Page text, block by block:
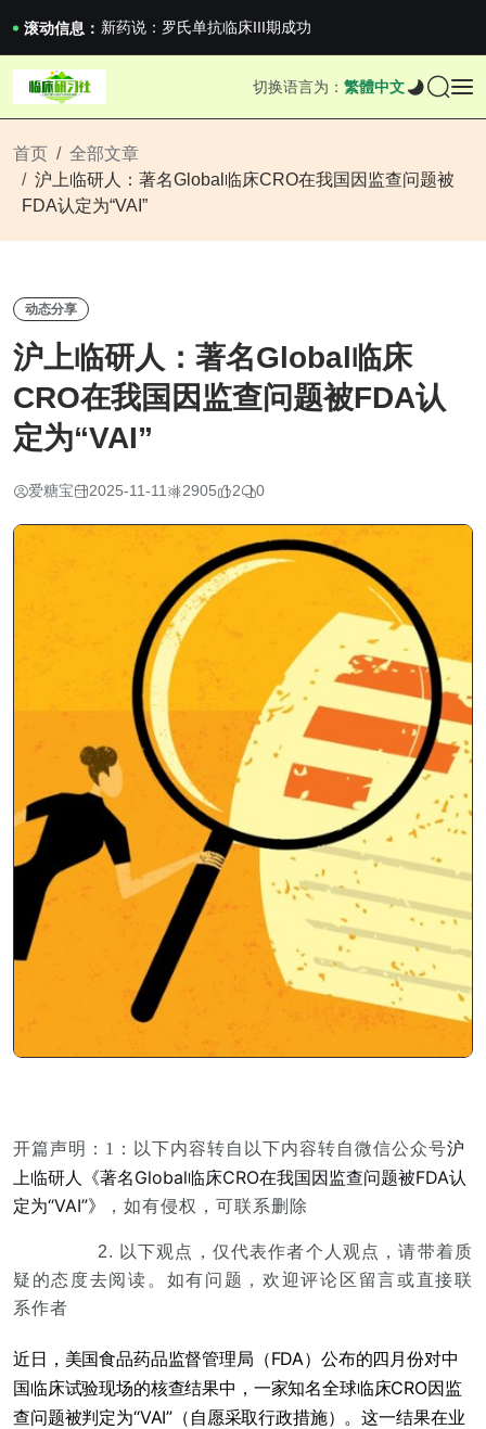
滚动信息： 新药说：罗氏单抗临床III期成功
新药说：哈佛大学：生男生女不是随机的，这样的...
国家药监局关于适用《E6（R3）：药物临床试...
沪上临研人：著名Global临床CRO在我国...
新药说：哈佛大学：生男生女不是随机的，这样的...
切换语言为： 繁體中文
首页
全部文章
沪上临研人：著名Global临床CRO在我国因监查问题被
FDA认定为“VAI”
动态分享
沪上临研人：著名Global临床
CRO在我国因监查问题被FDA认
定为“VAI”
爱糖宝 2025-11-11 2905 2 0
开篇声明： 1：以下内容转自以下内容转自微信公众号沪
上临研人《著名Global临床CRO在我国因监查问题被FDA认
定为“VAI”》
，如有侵权，可联系删除
2. 以下观点，仅代表作者个人观点，请带着质
疑的态度去阅读。 如有问题，欢迎评论区留言或直接联
系作者
近日，美国食品药品监督管理局（FDA）公布的四月份对中
国临床试验现场的核查结果中，一家知名全球临床CRO因监
查问题被判定为“VAI”（自愿采取行政措施）。这一结果在业